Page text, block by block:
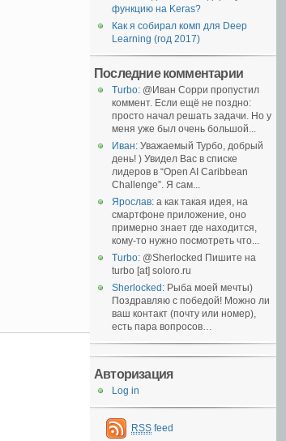
функцию на Keras?
Как я собирал комп для Deep
Learning (год 2017)
Последние комментарии
Turbo: @Иван Сорри пропустил
коммент. Если ещё не поздно:
просто начал решать задачи. Но у
меня уже был очень большой...
Иван: Уважаемый Турбо, добрый
день! ) Увидел Вас в списке
лидеров в “Open AI Caribbean
Challenge”. Я сам...
Ярослав: а как такая идея, на
смартфоне приложение, оно
примерно знает где находится,
кому-то нужно посмотреть что...
Turbo: @Sherlocked Пишите на
turbo [at] soloro.ru
Sherlocked : Рыба моей мечты)
Поздравляю с победой! Можно ли
ваш контакт (почту или номер),
есть пара вопросов…
Авторизация
Log in
RSS feed